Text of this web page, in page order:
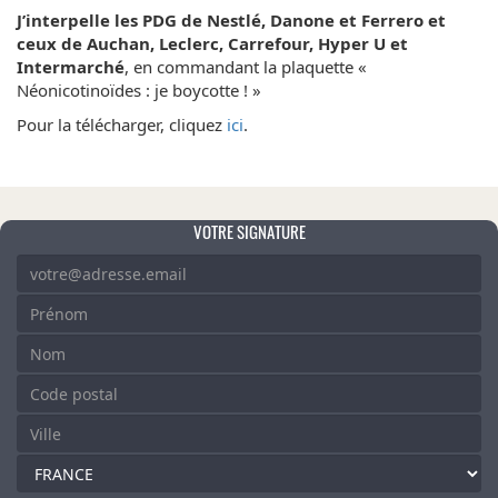
J’interpelle les PDG de Nestlé, Danone et Ferrero et
ceux de Auchan, Leclerc, Carrefour, Hyper U et
Intermarché, en commandant la plaquette «
Néonicotinoïdes : je boycotte ! »
Pour la télécharger, cliquez ici.
VOTRE SIGNATURE
LAISSER CE CHAMP VIDE